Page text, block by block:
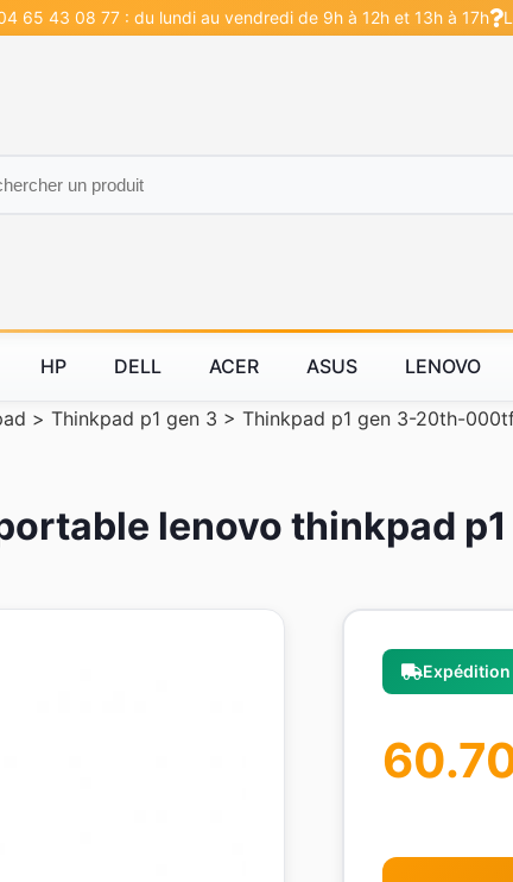
65 43 08 77 : du lundi au vendredi de 9h à 12h et 13h à 17h
HP DELL ACER ASUS LENOVO
> Thinkpad p1 gen 3 > Thinkpad p1 gen 3-20th-
lenovo thinkpad